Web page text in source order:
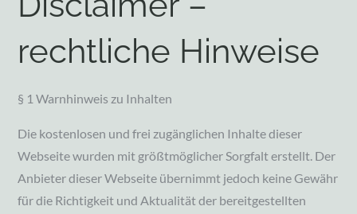
rechtliche Hinweise
§ 1 Warnhinweis zu Inhalten
Die kostenlosen und frei zugänglichen Inhalte dieser
Webseite wurden mit größtmöglicher Sorgfalt erstellt. Der
Anbieter dieser Webseite übernimmt jedoch keine Gewähr
für die Richtigkeit und Aktualität der bereitgestellten